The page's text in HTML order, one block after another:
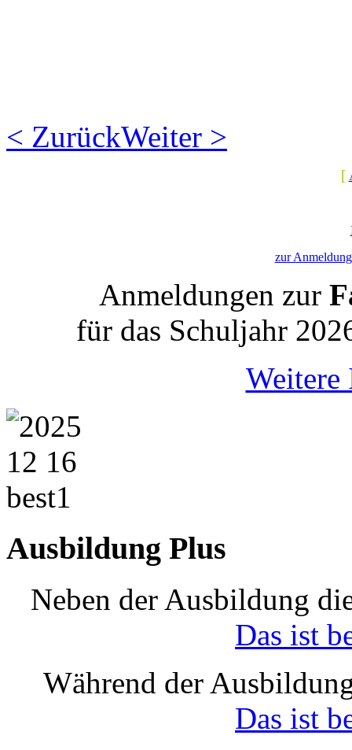
< ZurückWeiter >
[
zur
Anmeldungen zur
für das Schuljahr
Weitere
Ausbildung Plus
Neben der Ausbildung
Das ist
Während der
Das ist